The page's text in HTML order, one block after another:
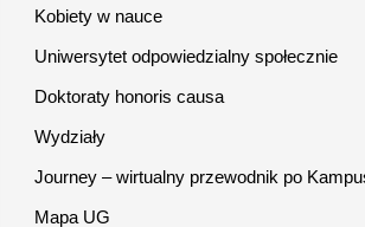
Kobiety w nauce
Uniwersytet odpowiedzialny społecznie
Doktoraty honoris causa
Wydziały
Journey – wirtualny przewodnik po
Mapa UG